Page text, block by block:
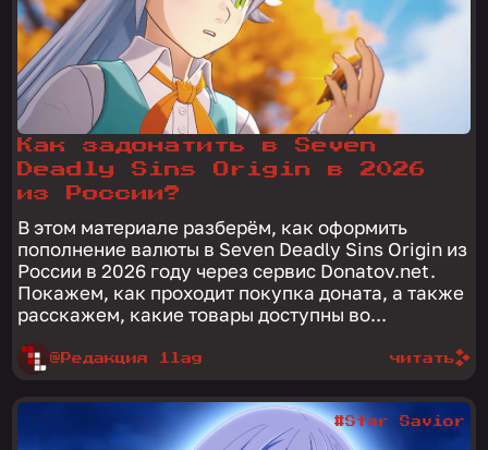
Как задонатить в Seven
Deadly Sins Origin в 2026
из России?
В этом материале разберём, как оформить
пополнение валюты в Seven Deadly Sins Origin из
России в 2026 году через сервис Donatov.net.
Покажем, как проходит покупка доната, а также
расскажем, какие товары доступны во...
@Редакция 1lag читать
#Star Savior